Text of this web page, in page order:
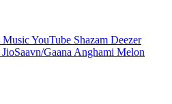
MusicYouTube Shazam Deezer
JioSaavn/Gaana Anghami Melon